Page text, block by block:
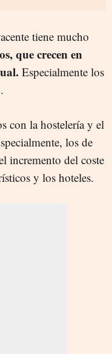
tiene mucho
que crecen en
Especialmente los
con la hostelería y el
los de
incremento del coste
y los hoteles.